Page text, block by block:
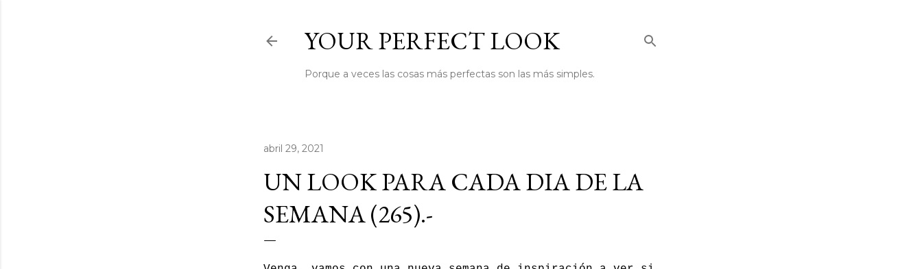
YOUR PERFECT LOOK
Porque a veces las cosas más perfectas son las más simples.
abril 29, 2021
UN LOOK PARA CADA DIA DE LA
SEMANA (265).-